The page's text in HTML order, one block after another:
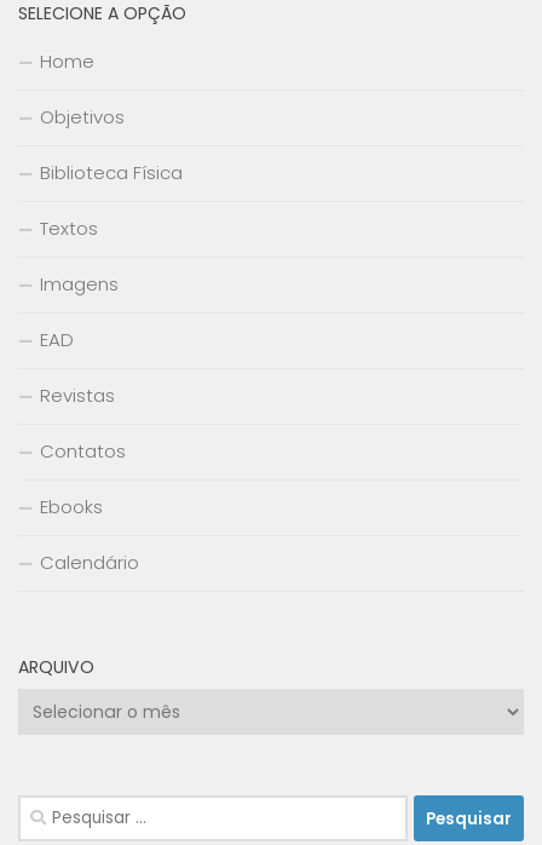
SELECIONE A OPÇÃO
Home
Objetivos
Biblioteca Física
Textos
Imagens
EAD
Revistas
Contatos
Ebooks
Calendário
ARQUIVO
Arquivo
Pesquisar
por: